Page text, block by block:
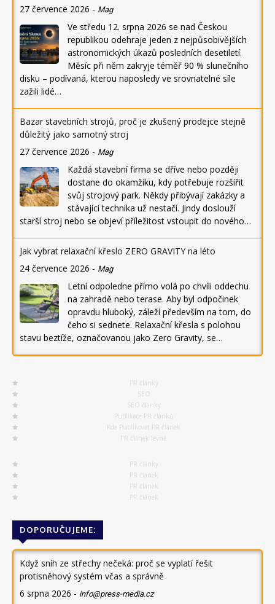
27 července 2026 - Mag
Ve středu 12. srpna 2026 se nad Českou
republikou odehraje jeden z nejpůsobivějších
astronomických úkazů posledních desetiletí.
Měsíc při něm zakryje téměř 90 % slunečního
disku – podívaná, kterou naposledy ve srovnatelné síle
zažili lidé…
Bazar stavebních strojů, proč je zkušený prodejce stejně
důležitý jako samotný stroj
27 července 2026 - Mag
Každá stavební firma se dříve nebo později
dostane do okamžiku, kdy potřebuje rozšířit
svůj strojový park. Někdy přibývají zakázky a
stávající technika už nestačí. Jindy doslouží
starší stroj nebo se objeví příležitost vstoupit do nového…
Jak vybrat relaxační křeslo ZERO GRAVITY na léto
24 července 2026 - Mag
Letní odpoledne přímo volá po chvíli oddechu
na zahradě nebo terase. Aby byl odpočinek
opravdu hluboký, záleží především na tom, do
čeho si sednete. Relaxační křesla s polohou
stavu beztíže, označovanou jako Zero Gravity, se…
PR články
SEO
SEO články
Publikace PR článků
Kde Publikovat PR článek
PR článek levně
PR články
PR článek
PR článek
PR článek
DOPORUČUJEME:
Když sníh ze střechy nečeká: proč se vyplatí řešit
protisněhový systém včas a správně
6 srpna 2026 - info@press-media.cz